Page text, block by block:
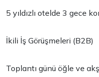
5 yıldızlı otelde 3 gece
İkili İş Görüşmeleri (B2B)
Toplantı günü öğle ve